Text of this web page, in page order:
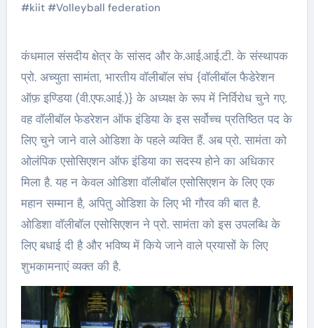
#kiit#Volleyball federation
कंधमाल संसदीय क्षेत्र के सांसद और के.आई.आई.टी. के संस्थापक
प्रो. अच्युता सामंता, भारतीय वॉलीबॉल संघ {वॉलीबॉल फैडेरेशन
ऑफ़ इण्डिया (वी.एफ.आई.)} के अध्यक्ष के रूप में निर्विरोध चुने गए.
वह वॉलीबॉल फेडरेशन ऑफ इंडिया के इस सर्वोच्च प्रतिष्ठित पद के
लिए चुने जाने वाले ओडिशा के पहले व्यक्ति हैं. अब प्रो. सामंता को
ओलंपिक एसोसिएशन ऑफ इंडिया का सदस्य होने का अधिकार
मिला है. यह न केवल ओडिशा वॉलीबॉल एसोसिएशन के लिए एक
महान सम्मान है, अपितु ओडिशा के लिए भी गौरव की बात है.
ओडिशा वॉलीबॉल एसोसिएशन ने प्रो. सामंता को इस उपलब्धि के
लिए बधाई दी है और भविष्य में किये जाने वाले प्रयासों के लिए
शुभकामनाएं व्यक्त की है.